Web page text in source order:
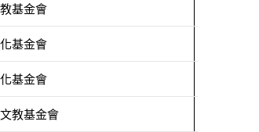
基金會
基金會
基金會
教基金會